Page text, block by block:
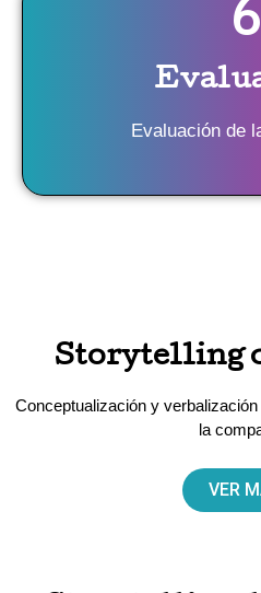
6
Evaluación de
Storytelling
Conceptualización y
la
VER